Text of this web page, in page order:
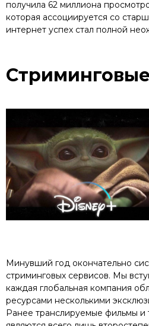
получила 62 миллиона
которая ассоциируется со
интернет успех стал полной
Минувший год окончательно
стриминговых сервисов. Мы
каждая глобальная компания
ресурсами несколькими
Ранее транслируемые фильмы и